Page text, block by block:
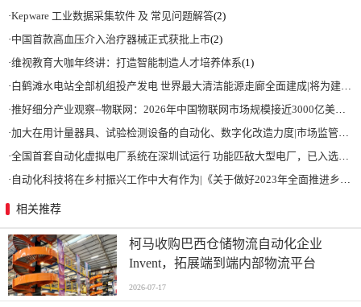
·Kepware 工业数据采集软件 及 常见问题解答(2)
·中国首款高血压介入治疗器械正式获批上市(2)
·维视教育大咖年终讲：打造智能制造人才培养体系(1)
·白鹤滩水电站全部机组投产发电 世界最大清洁能源走廊全面建成|将为建设新型能源体系、保障国家能源安全、实现“双碳”目标提供有力支撑
·推好细分产业观察--物联网：2026年中国物联网市场规模接近3000亿美元 智慧工厂、智慧城市、智慧电网等将占60%以上
·加大在用计量器具、试验检测设备的自动化、数字化改造力度|市场监管总局 工业和信息化部 关于促进企业计量能力提升的指导意见
·全国首套自动化虚拟电厂系统在深圳试运行 功能匹敌大型电厂，已入选国际典型案例
· 自动化科技将在乡村振兴工作中大有作为|《关于做好2023年全面推进乡村振兴重点工作的意见》发布
相关推荐
柯马收购巴西仓储物流自动化企业
Invent，拓展端到端内部物流平台
2026-07-17